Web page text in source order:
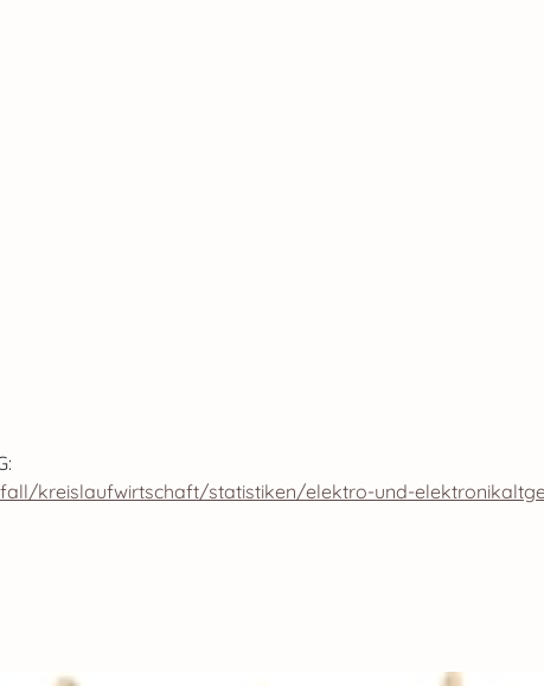
kreislaufwirtschaft/statistiken/elektro-und-